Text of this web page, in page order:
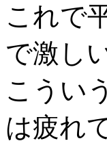
これで
で激し
こうい
は疲れ